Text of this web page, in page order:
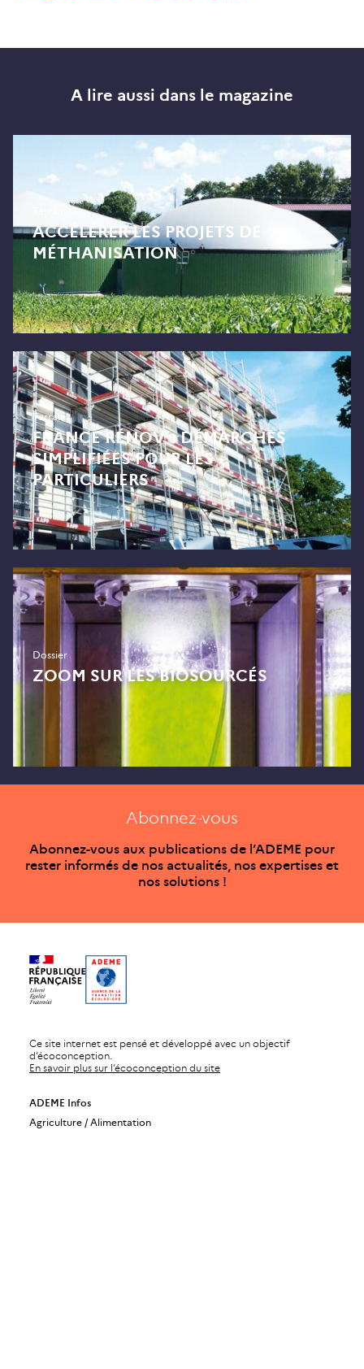
A lire aussi dans le magazine
ACCÉLÉRER LES PROJETS DE
MÉTHANISATION
Terrain
FRANCE RÉNOV’ : DÉMARCHES
SIMPLIFIÉES POUR LES
PARTICULIERS
Dossier
ZOOM SUR LES BIOSOURCÉS
Abonnez-vous
Abonnez-vous aux publications de l’ADEME pour
rester informés de nos actualités, nos expertises et
nos solutions !
Ce site internet est pensé et développé avec un objectif
d’écoconception.
En savoir plus sur l’écoconception du site
ADEME Infos
Agriculture / Alimentation